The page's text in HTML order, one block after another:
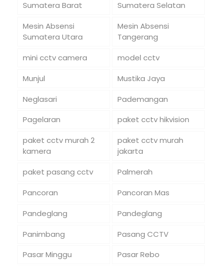
Sumatera Barat
Sumatera Selatan
Mesin Absensi
Sumatera Utara
Mesin Absensi
Tangerang
mini cctv camera
model cctv
Munjul
Mustika Jaya
Neglasari
Pademangan
Pagelaran
paket cctv hikvision
paket cctv murah 2
kamera
paket cctv murah
jakarta
paket pasang cctv
Palmerah
Pancoran
Pancoran Mas
Pandeglang
Pandeglang
Panimbang
Pasang CCTV
Pasar Minggu
Pasar Rebo